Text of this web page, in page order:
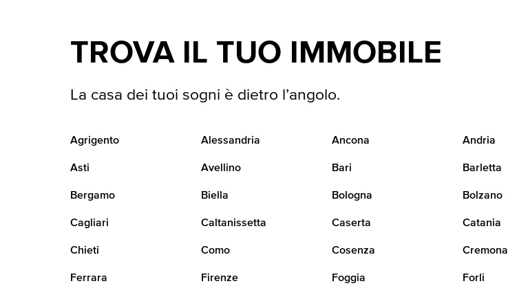
TROVA IL TUO IMMOBILE
La casa dei tuoi sogni è dietro l’angolo.
Agrigento Alessandria Ancona Andria
Asti Avellino Bari Barletta
Bergamo Biella Bologna Bolzano
Cagliari Caltanissetta Caserta Catania
Chieti Como Cosenza Cremona
Ferrara Firenze Foggia Forli